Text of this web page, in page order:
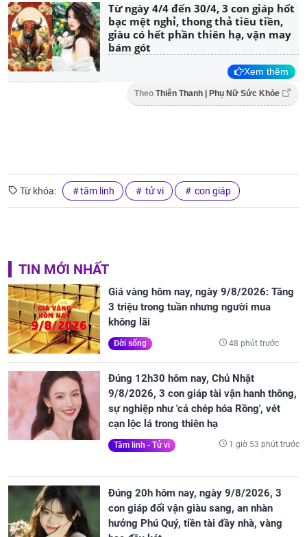
Từ ngày 4/4 đến 30/4, 3 con giáp hốt
bạc mệt nghỉ, thong thả tiêu tiền,
giàu có hết phần thiên hạ, vận may
bám gót
Xem thêm
Theo Thiên Thanh | Phụ Nữ Sức Khỏe
Từ khóa: tâm linh tử vi con giáp
TIN MỚI NHẤT
Giá vàng hôm nay, ngày 9/8/2026: Tăng
3 triệu trong tuần nhưng người mua
không lãi
Đời sống 48 phút trước
Đúng 12h30 hôm nay, Chủ Nhật
9/8/2026, 3 con giáp tài vận hanh thông,
sự nghiệp như 'cá chép hóa Rồng', vét
cạn lộc lá trong thiên hạ
Tâm linh - Tử vi 1 giờ 53 phút trước
Đúng 20h hôm nay, ngày 9/8/2026, 3
con giáp đổi vận giàu sang, an nhàn
hưởng Phú Quý, tiền tài đầy nhà, vàng